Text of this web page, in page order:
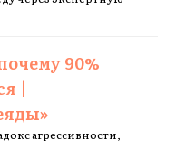
90%
|
агрессивности,